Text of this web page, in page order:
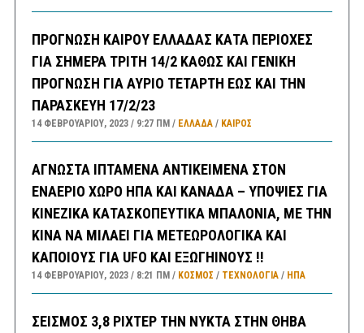
ΠΡΟΓΝΩΣΗ ΚΑΙΡΟΥ ΕΛΛΑΔΑΣ ΚΑΤΑ ΠΕΡΙΟΧΕΣ
ΓΙΑ ΣΗΜΕΡΑ ΤΡΙΤΗ 14/2 ΚΑΘΩΣ ΚΑΙ ΓΕΝΙΚΗ
ΠΡΟΓΝΩΣΗ ΓΙΑ ΑΥΡΙΟ ΤΕΤΑΡΤΗ ΕΩΣ ΚΑΙ ΤΗΝ
ΠΑΡΑΣΚΕΥΗ 17/2/23
14 ΦΕΒΡΟΥΑΡΊΟΥ, 2023 9:27 ΠΜ ΕΛΛΑΔA/ ΚΑΙΡΌΣ
ΑΓΝΩΣΤΑ ΙΠΤΑΜΕΝΑ ΑΝΤΙΚΕΙΜΕΝΑ ΣΤΟΝ
ΕΝΑΕΡΙΟ ΧΩΡΟ ΗΠΑ ΚΑΙ ΚΑΝΑΔΑ – ΥΠΟΨΙΕΣ ΓΙΑ
ΚΙΝΕΖΙΚΑ ΚΑΤΑΣΚΟΠΕΥΤΙΚΑ ΜΠΑΛΟΝΙΑ, ΜΕ ΤΗΝ
ΚΙΝΑ ΝΑ ΜΙΛΑΕΙ ΓΙΑ ΜΕΤΕΩΡΟΛΟΓΙΚΑ ΚΑΙ
ΚΑΠΟΙΟΥΣ ΓΙΑ UFO ΚΑΙ ΕΞΩΓΗΙΝΟΥΣ !!
14 ΦΕΒΡΟΥΑΡΊΟΥ, 2023 8:21 ΠΜ ΚΟΣΜΟΣ / ΤΕΧΝΟΛΟΓΙΑ/ ΗΠΑ
ΣΕΙΣΜΟΣ 3,8 ΡΙΧΤΕΡ ΤΗΝ ΝΥΚΤΑ ΣΤΗΝ ΘΗΒΑ